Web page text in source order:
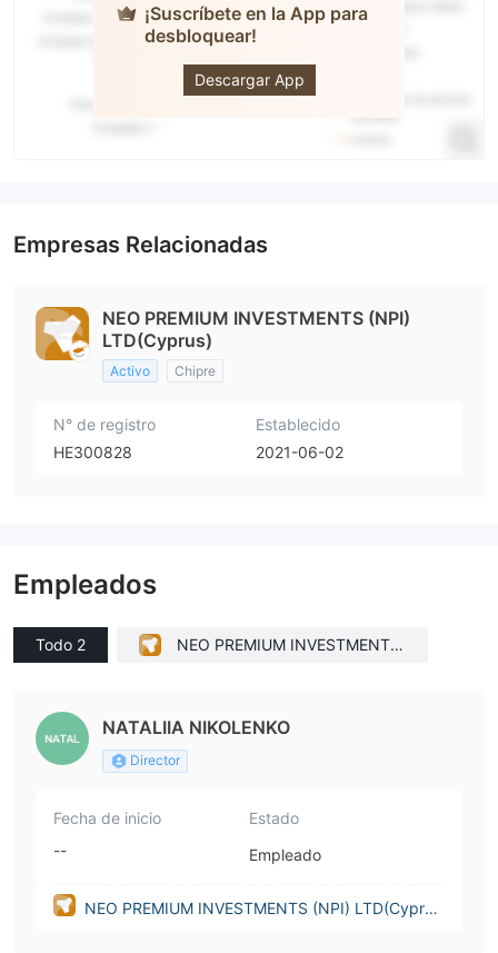
¡Suscríbete en la App para
desbloquear!
Descargar App
Brokereo
Empresas Relacionadas
NEO PREMIUM INVESTMENTS (NPI)
LTD(Cyprus)
Activo Chipre
N° de registro
HE300828
Establecido
2021-06-02
Empleados
Todo 2
NEO PREMIUM INVESTMENTS
NATALIIA NIKOLENKO
Director
Fecha de inicio
--
Estado
Empleado
NEO PREMIUM INVESTMENTS (NPI) LTD(Cypru